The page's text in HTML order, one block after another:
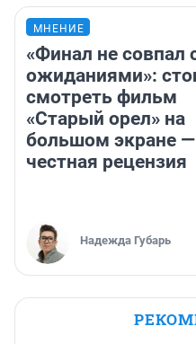
МНЕНИЕ
«Финал не совпал
ожиданиями»:
смотреть фильм
«Старый орел» на
большом экране —
честная рецензия
Надежда Губарь